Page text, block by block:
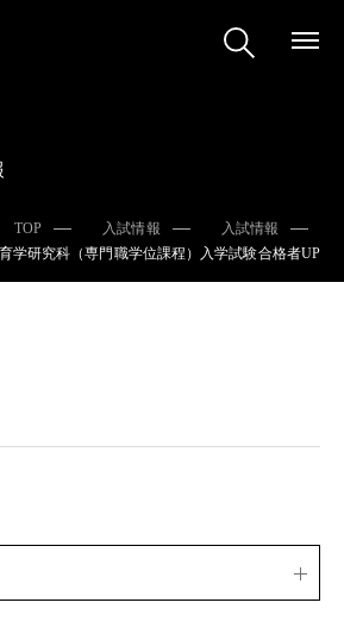
TOP 入試情報
入試情報
学研究科（専門職学位課程）入学試験合格者UP